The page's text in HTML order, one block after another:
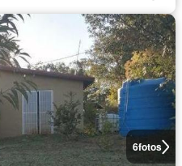
6fotos